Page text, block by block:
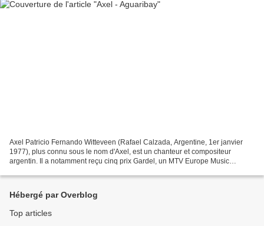
Axel Patricio Fernando Witteveen (Rafael Calzada, Argentine, 1er janvier
1977), plus connu sous le nom d'Axel, est un chanteur et compositeur
argentin. Il a notamment reçu cinq prix Gardel, un MTV Europe Music
Hébergé par Overblog
Top articles